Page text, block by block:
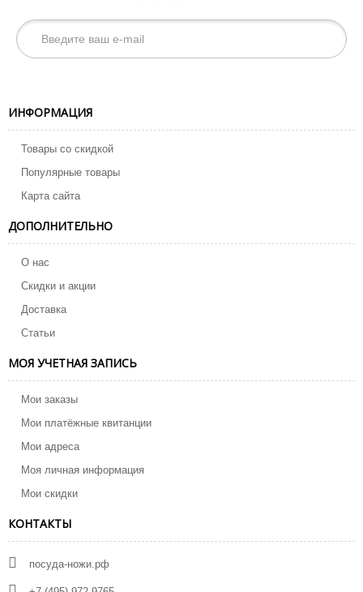
ИНФОРМАЦИЯ
Товары со скидкой
Популярные товары
Карта сайта
ДОПОЛНИТЕЛЬНО
О нас
Скидки и акции
Доставка
Статьи
МОЯ УЧЕТНАЯ ЗАПИСЬ
Мои заказы
Мои платёжные квитанции
Мои адреса
Моя личная информация
Мои скидки
КОНТАКТЫ
посуда-ножи.рф